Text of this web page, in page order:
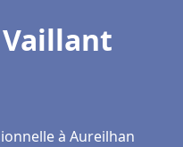
à Aureilhan